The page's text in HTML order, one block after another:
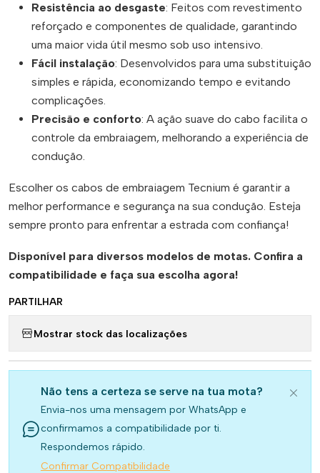
Resistência ao desgaste: Feitos com revestimento
reforçado e componentes de qualidade, garantindo
uma maior vida útil mesmo sob uso intensivo.
Fácil instalação: Desenvolvidos para uma substituição
simples e rápida, economizando tempo e evitando
complicações.
Precisão e conforto: A ação suave do cabo facilita o
controle da embraiagem, melhorando a experiência de
condução.
Escolher os cabos de embraiagem Tecnium é garantir a
melhor performance e segurança na sua condução. Esteja
sempre pronto para enfrentar a estrada com confiança!
Disponível para diversos modelos de motas. Confira a
compatibilidade e faça sua escolha agora!
PARTILHAR
Mostrar stock das localizações
Não tens a certeza se serve na tua mota?
Envia-nos uma mensagem por WhatsApp e
confirmamos a compatibilidade por ti.
Respondemos rápido.
Confirmar Compatibilidade